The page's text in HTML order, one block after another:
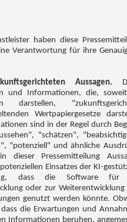
haben diese
Verantwortung für ihre
Aussagen.
und Informationen, die,
darstellen,
Wertpapiergesetze
sind in der Regel durch
"schätzen",
"potenziell" und ähnliche
dieser Pressemitteilung
Einsatzes der KI-
dass die Software für
oder zur Weiterentwicklung
genutzt werden könnte.
die Erwartungen und
Informationen beruhen,